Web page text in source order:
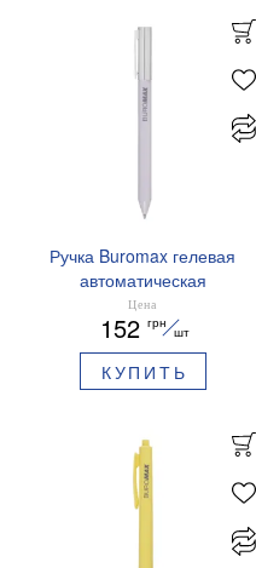
Ручка Buromax гелевая
автоматическая
PRESTIGE SILVER 0,5 мм
синие чернила BM.83102
Цена
152 грн
шт
КУПИТЬ